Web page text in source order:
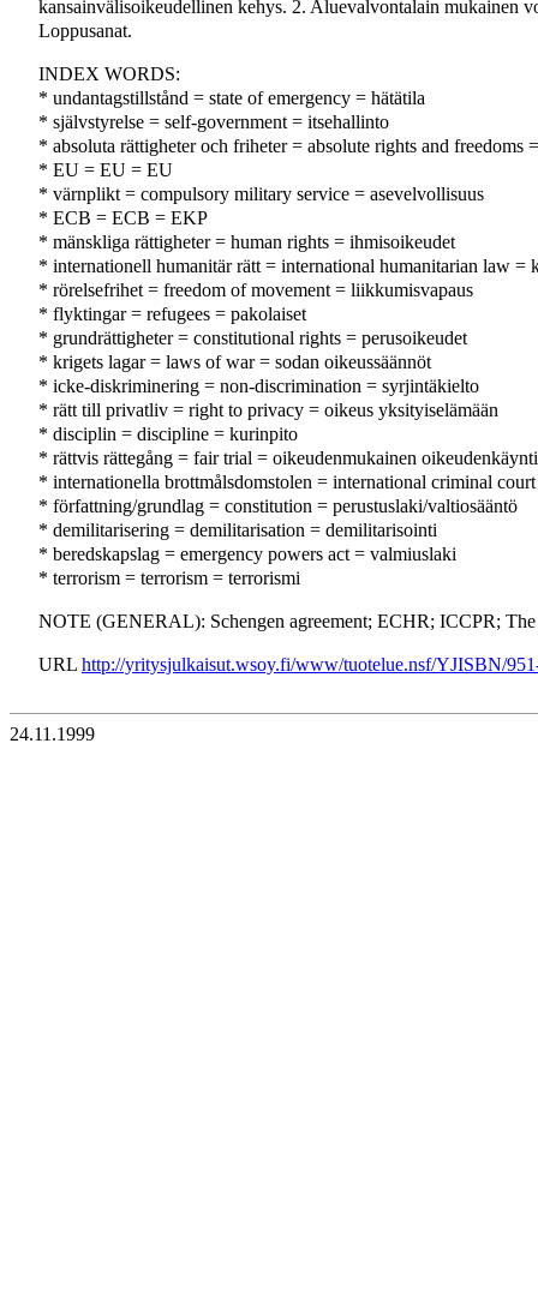
kansainvälisoikeudellinen kehys. 2. Aluevalvontalain mukainen
Loppusanat.
INDEX WORDS:
* undantagstillstånd = state of emergency = hätätila
* självstyrelse = self-government = itsehallinto
* absoluta rättigheter och friheter = absolute rights and freedoms
* EU = EU = EU
* värnplikt = compulsory military service = asevelvollisuus
* ECB = ECB = EKP
* mänskliga rättigheter = human rights = ihmisoikeudet
* internationell humanitär rätt = international humanitarian law =
* rörelsefrihet = freedom of movement = liikkumisvapaus
* flyktingar = refugees = pakolaiset
* grundrättigheter = constitutional rights = perusoikeudet
* krigets lagar = laws of war = sodan oikeussäännöt
* icke-diskriminering = non-discrimination = syrjintäkielto
* rätt till privatliv = right to privacy = oikeus yksityiselämään
* disciplin = discipline = kurinpito
* rättvis rättegång = fair trial = oikeudenmukainen oikeudenkäynti
* internationella brottmålsdomstolen = international criminal
* författning/grundlag = constitution = perustuslaki/valtiosääntö
* demilitarisering = demilitarisation = demilitarisointi
* beredskapslag = emergency powers act = valmiuslaki
* terrorism = terrorism = terrorismi
NOTE (GENERAL): Schengen agreement; ECHR; ICCPR;
URL http://yritysjulkaisut.wsoy.fi/www/tuotelue.nsf/YJISBN/
24.11.1999